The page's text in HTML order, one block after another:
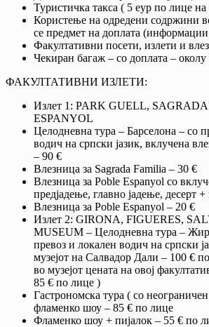
Туристичка такса ( 5 еур по лице на
Користење на одредени содржини
се предмет на доплата
Факултативни посети, излети и
Чекиран багаж – со доплата –
ФАКУЛТАТИВНИ ИЗЛЕТИ:
Излет 1: PARK GUELL,
ESPANYOL
Целодневна тура – Барселона – со
водич на српски јазик, вклучена
– 90 €
Влезница за Sagrada Familia – 30 €
Влезница за Poble Espanyol со
предјадење, главно јадење, десерт
Влезница за Poble Espanyol – 20 €
Излет 2: GIRONA, FIGUERES,
MUSEUM – Целодневна тура –
превоз и локален водич на српски
музејот на Салвадор Дали – 100 €
во музејот цената на овој
85 € по лице )
Гастрономска тура ( со
фламенко шоу – 85 € по лице
Фламенко шоу + пијалок – 55 € по